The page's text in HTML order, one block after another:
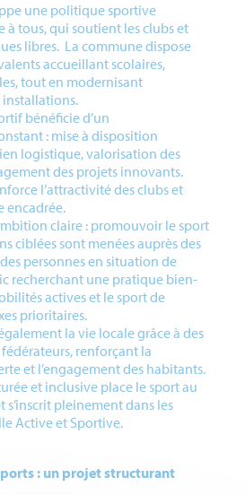
une politique sportive
à tous, qui soutient les clubs et
libres. La commune dispose
accueillant scolaires,
tout en modernisant
installations.
bénéficie d’un
: mise à disposition
logistique, valorisation des
des projets innovants.
l’attractivité des clubs et
encadrée.
claire : promouvoir le sport
ciblées sont menées auprès des
personnes en situation de
recherchant une pratique bien-
actives et le sport de
prioritaires.
la vie locale grâce à des
renforçant la
et l’engagement des habitants.
et inclusive place le sport au
pleinement dans les
Active et Sportive.
: un projet structurant